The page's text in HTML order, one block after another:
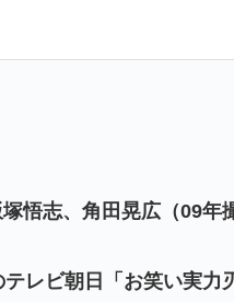
ーボード壊れなくて買
も核武装が必要』と言
席が「外交団エリア外
春させ逮捕
る「こんなに金取るの
悟志、角田晃広（09年
レビ朝日「お笑い実力